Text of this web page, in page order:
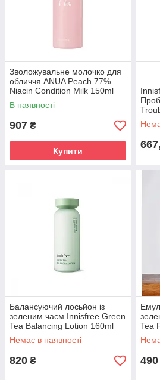
Зволожувальне молочко для
обличчя ANUA Peach 77%
Niacin Condition Milk 150ml
(Термін придатності: до
30.10.2026)
В наявності
907 ₴
Купити
Балансуючий лосьйон із
зеленим чаєм Innisfree Green
Tea Balancing Lotion 160ml
Немає в наявності
820 ₴
Tea
490